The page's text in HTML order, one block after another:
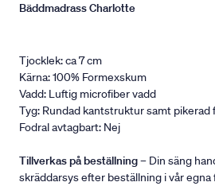
Bäddmadrass Charlotte
Tjocklek: ca 7 cm
Kärna: 100% Formexskum
Vadd: Luftig microfiber vadd
Tyg: Rundad kantstruktur samt
Fodral avtagbart: Nej
Tillverkas på beställning– Din säng
skräddarsys efter beställning i vår egna